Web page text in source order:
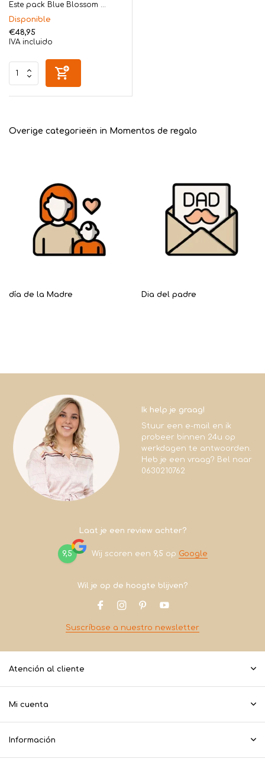
Este pack Blue Blossom ...
Disponible
€48,95
IVA incluido
Overige categorieën in Momentos de regalo
día de la Madre Dia del padre
Ik help je graag!
Stuur een e-mail en ik
probeer binnen 24u op
werkdagen te antwoorden.
Heb je een vraag? Bel naar
0630210762
Laat je een review achter?
9,5 Wij scoren een 9,5 op Google
Wil je op de hoogte blijven?
Suscríbase a nuestro newsletter
Atención al cliente
Mi cuenta
Información